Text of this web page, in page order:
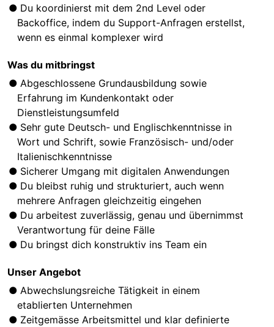
Du koordinierst mit dem 2nd Level oder
Backoffice, indem du Support-Anfragen erstellst,
wenn es einmal komplexer wird
Was du mitbringst
Abgeschlossene Grundausbildung sowie
Erfahrung im Kundenkontakt oder
Dienstleistungsumfeld
Sehr gute Deutsch- und Englischkenntnisse in
Wort und Schrift, sowie Französisch- und/oder
Italienischkenntnisse
Sicherer Umgang mit digitalen Anwendungen
Du bleibst ruhig und strukturiert, auch wenn
mehrere Anfragen gleichzeitig eingehen
Du arbeitest zuverlässig, genau und übernimmst
Verantwortung für deine Fälle
Du bringst dich konstruktiv ins Team ein
Unser Angebot
Abwechslungsreiche Tätigkeit in einem
etablierten Unternehmen
Zeitgemässe Arbeitsmittel und klar definierte